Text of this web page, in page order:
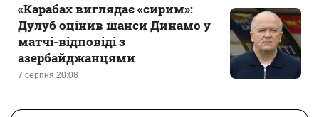
7 серпня 20:08
«Карабах виглядає «сирим»:
Дулуб оцінив шанси Динамо у
матчі-відповіді з
азербайджанцями